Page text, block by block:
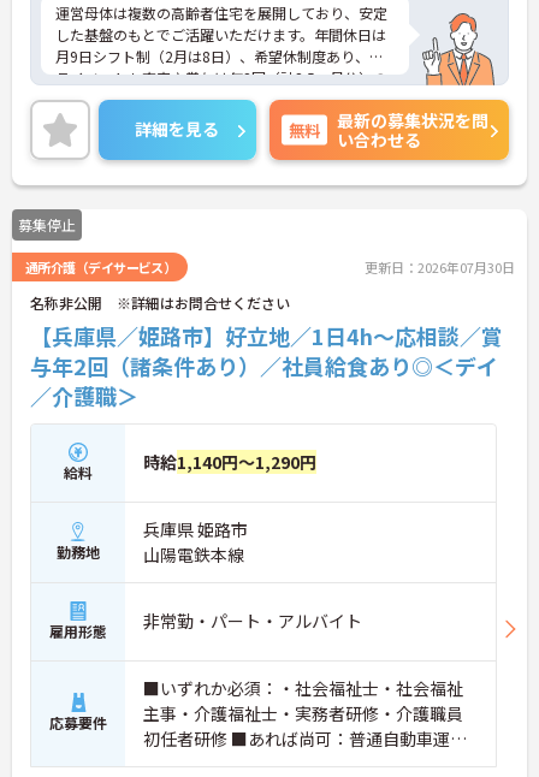
運営母体は複数の高齢者住宅を展開しており、安定
した基盤のもとでご活躍いただけます。年間休日は
月9日シフト制（2月は8日）、希望休制度あり、プ
ライベートも充実♪賞与は年2回（計2.5ヶ月分）の
実績があり、頑張りが評価される環境です。社員給
食（食事補助手当5,600円支給）や育児給付金制度
（最大10万円支給）など、福利厚生も魅力。社内研
修や資格取得支援制度（対象資格の取得費用を最大
10万円まで補助）も整っており、スキルアップを目
指せます。ご興味のある方には、面接対策ポイント
など、さらに詳細をお話ししますのでお気軽にご相
談ください！
詳細を見る 無料
最新の募集状況を問
い合わせる
募集停止
通所介護（デイサービス） 更新日：2026年07月30日
名称非公開 ※詳細はお問合せください
【兵庫県／姫路市】好立地／1日4h～応相談／賞
与年2回（諸条件あり）／社員給食あり◎＜デイ
／介護職＞
給料 時給1,140円～1,290円
勤務地
兵庫県 姫路市
山陽電鉄本線
雇用形態 非常勤・パート・アルバイト
応募要件
■いずれか必須：・社会福祉士・社会福祉
主事・介護福祉士・実務者研修・介護職員
初任者研修 ■あれば尚可：普通自動車運転
免許（AT限定可）